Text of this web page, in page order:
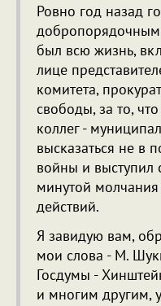
Ровно год назад
был всю жизнь,
лице
комитета,
свободы, за то,
коллег -
высказаться не в
войны и выступил
минутой
действий.
Я завидую вам,
мои слова - М.
Госдумы -
и многим другим,